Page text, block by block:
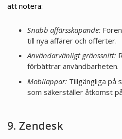
att notera:
Snabb affärsskapande:
till nya affärer och offerter.
Användarvänligt gränssnitt:
förbättrar användbarheten.
Mobilappar:Tillgängliga på
som säkerställer åtkomst
9. Zendesk